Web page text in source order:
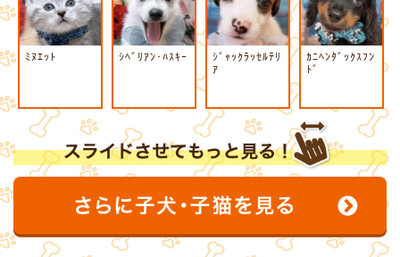
ﾐﾇｴｯﾄ ｼﾍﾞﾘｱﾝ･ﾊｽｷｰ
ｼﾞｬｯｸﾗｯｾﾙﾃﾘ
ｱ
ｶﾆﾍﾝﾀﾞｯｸｽﾌﾝ
ﾄﾞ